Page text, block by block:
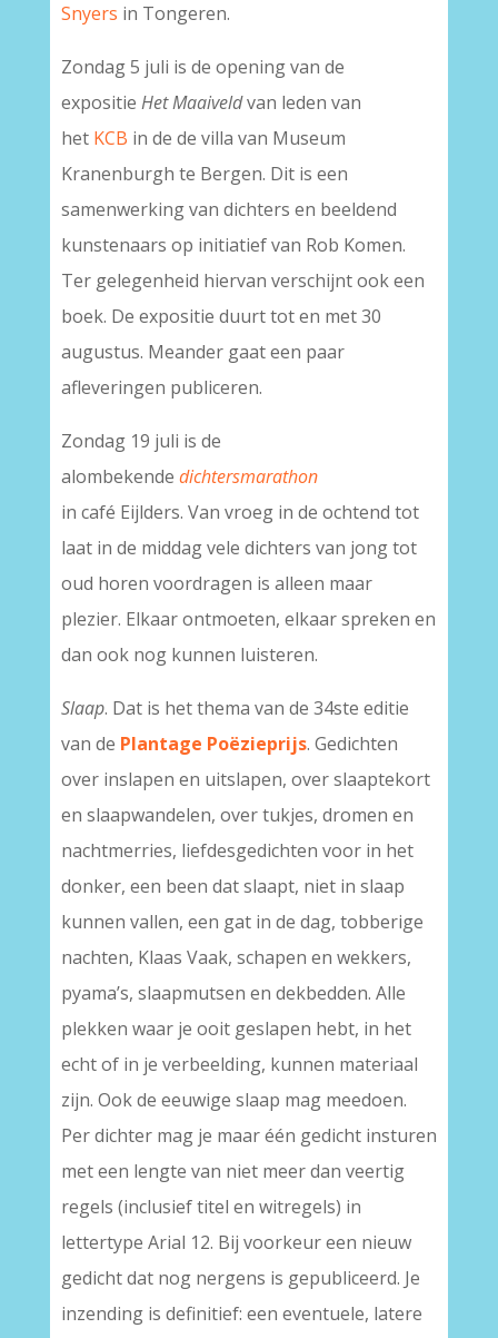
Snyers in Tongeren.
Zondag 5 juli is de opening van de
expositie Het Maaiveldvan leden van
het KCB in de de villa van Museum
Kranenburgh te Bergen. Dit is een
samenwerking van dichters en beeldend
kunstenaars op initiatief van Rob Komen.
Ter gelegenheid hiervan verschijnt ook een
boek. De expositie duurt tot en met 30
augustus. Meander gaat een paar
afleveringen publiceren.
Zondag 19 juli is de
alombekende dichtersmarathon
in café Eijlders. Van vroeg in de ochtend tot
laat in de middag vele dichters van jong tot
oud horen voordragen is alleen maar
plezier. Elkaar ontmoeten, elkaar spreken en
dan ook nog kunnen luisteren.
Slaap. Dat is het thema van de 34ste editie
van de Plantage Poëzieprijs. Gedichten
over inslapen en uitslapen, over slaaptekort
en slaapwandelen, over tukjes, dromen en
nachtmerries, liefdesgedichten voor in het
donker, een been dat slaapt, niet in slaap
kunnen vallen, een gat in de dag, tobberige
nachten, Klaas Vaak, schapen en wekkers,
pyama’s, slaapmutsen en dekbedden. Alle
plekken waar je ooit geslapen hebt, in het
echt of in je verbeelding, kunnen materiaal
zijn. Ook de eeuwige slaap mag meedoen.
Per dichter mag je maar één gedicht insturen
met een lengte van niet meer dan veertig
regels (inclusief titel en witregels) in
lettertype Arial 12. Bij voorkeur een nieuw
gedicht dat nog nergens is gepubliceerd. Je
inzending is definitief: een eventuele, latere